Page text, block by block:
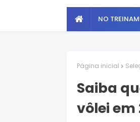
NO
Página inicial
Saiba
vôlei em